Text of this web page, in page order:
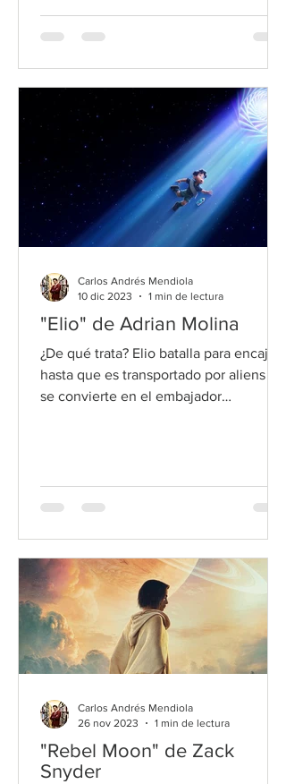
"Elio" de Adrian Molina
¿De qué trata? Elio batalla para encajar
hasta que es transportado por aliens y
se convierte en el embajador
Carlos Andrés Mendiola
10 dic 2023
1 min de lectura
"Rebel Moon" de Zack
Snyder
Carlos Andrés Mendiola
26 nov 2023
1 min de lectura